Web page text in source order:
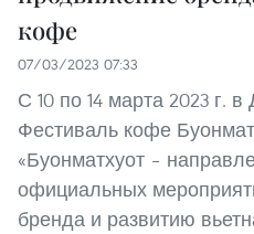
кофе
07/03/2023 07:33
С 10 по 14 марта 2023 г.
Фестиваль кофе
«Буонматхуот –
официальных
бренда и развитию